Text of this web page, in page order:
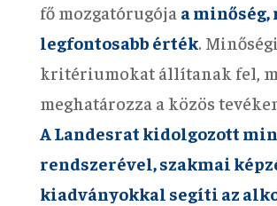
fő mozgatórugója a
legfontosabb érték. Minőségi
kritériumokat állítanak fel,
meghatározza a közös
A Landesrat kidolgozott
rendszerével, szakmai
kiadványokkal segíti az